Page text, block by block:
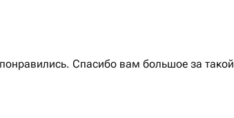
Спасибо вам большое за такой